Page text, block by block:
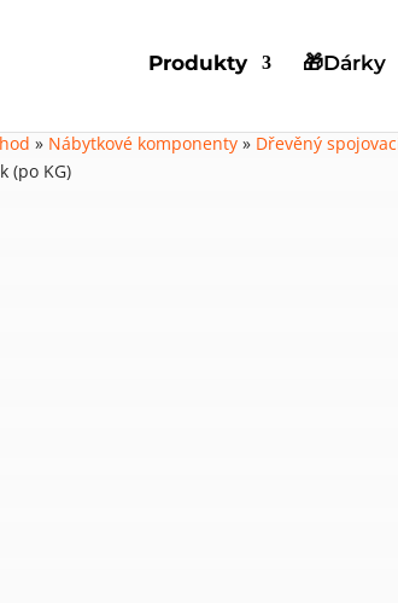
Produkty 🎁Dárky
» Nábytkové komponenty » Dřevěný
(po KG)